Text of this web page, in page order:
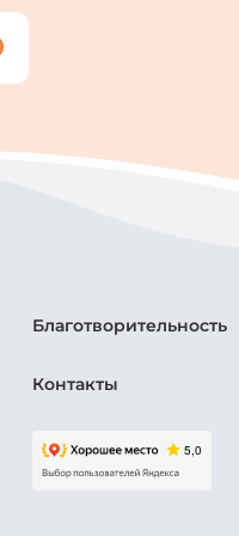
Благотворительность
Контакты